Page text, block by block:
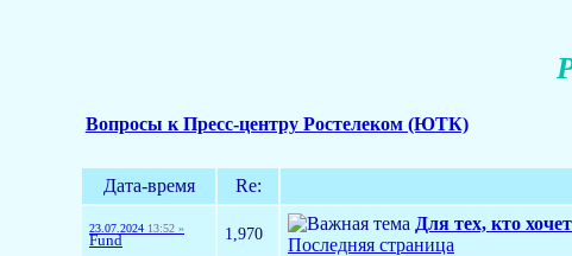
Вопросы к Пресс-центру Ростелеком (ЮТК)
Дата-время Re:
23.07.2024 13:52 »
Fund 1,970 Для тех, кто
Последняя страница